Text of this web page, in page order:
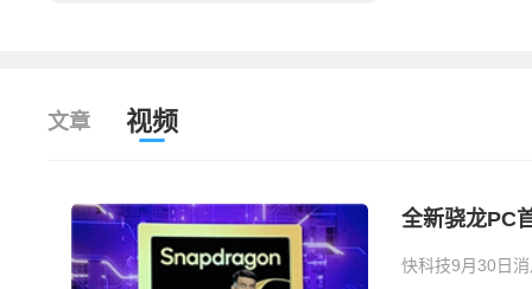
文章 视频
全新骁龙PC
快科技9月30日